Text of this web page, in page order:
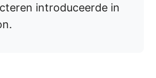
introduceerde in